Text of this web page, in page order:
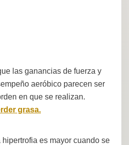
las ganancias de fuerza y
aeróbico parecen ser
en que se realizan.
grasa.
es mayor cuando se